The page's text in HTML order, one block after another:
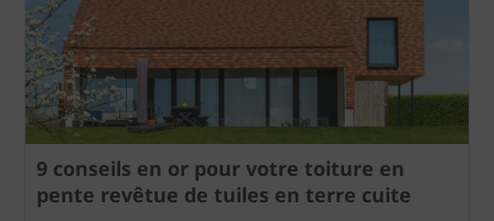
9 conseils en or pour votre toiture en
pente revêtue de tuiles en terre cuite